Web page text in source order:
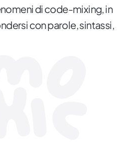
di code-mixing, in
con parole, sintassi,